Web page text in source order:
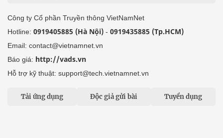
Công ty Cổ phần Truyền thông VietNamNet
Hotline: 0919405885 (Hà Nội) - 0919435885 (Tp.HCM)
Email: contact@vietnamnet.vn
Báo giá: http://vads.vn
Hỗ trợ kỹ thuật: support@tech.vietnamnet.vn
Tải ứng dụng Độc giả gửi bài Tuyển dụng